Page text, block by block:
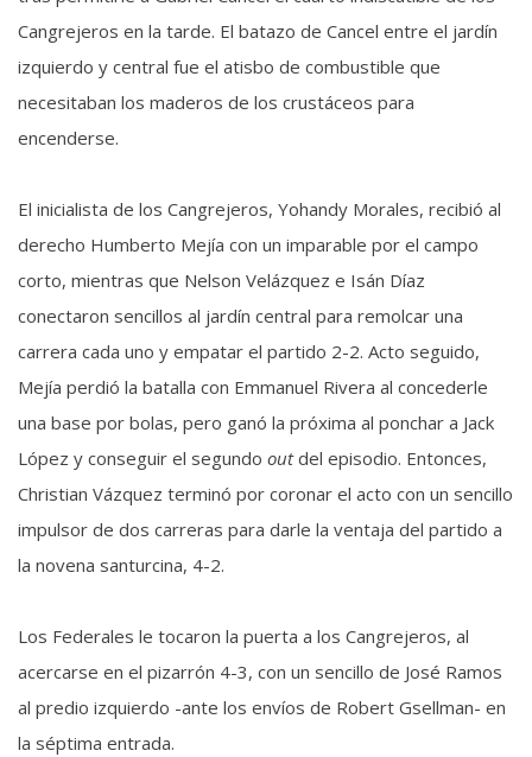
Cangrejeros en la tarde. El batazo de Cancel entre el jardín
izquierdo y central fue el atisbo de combustible que
necesitaban los maderos de los crustáceos para
encenderse.
El inicialista de los Cangrejeros, Yohandy Morales, recibió al
derecho Humberto Mejía con un imparable por el campo
corto, mientras que Nelson Velázquez e Isán Díaz
conectaron sencillos al jardín central para remolcar una
carrera cada uno y empatar el partido 2-2. Acto seguido,
Mejía perdió la batalla con Emmanuel Rivera al concederle
una base por bolas, pero ganó la próxima al ponchar a Jack
López y conseguir el segundo outdel episodio. Entonces,
Christian Vázquez terminó por coronar el acto con un sencillo
impulsor de dos carreras para darle la ventaja del partido a
la novena santurcina, 4-2.
Los Federales le tocaron la puerta a los Cangrejeros, al
acercarse en el pizarrón 4-3, con un sencillo de José Ramos
al predio izquierdo -ante los envíos de Robert Gsellman- en
la séptima entrada.